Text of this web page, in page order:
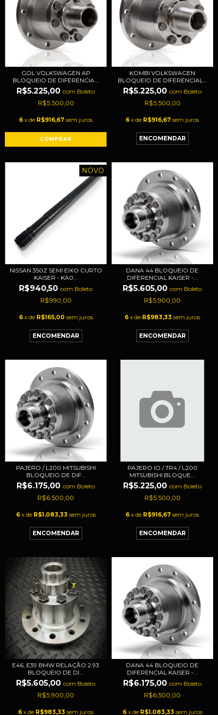
GOL VOLKSWAGEN AP
BLOQUEIO DE DIFERENCIA...
R$5.225,00 com Boleto
R$5.500,00
6 x de R$916,67 sem juros
KOMBI VOLKSWAGEN
BLOQUEIO DE DIFERENCIAL...
R$5.225,00 com Boleto
R$5.500,00
6 x de R$916,67 sem juros
NOVO
NISSAN 350Z SEMI EIXO CURTO
KAISER - KA0...
R$940,50 com Boleto
R$990,00
6 x de R$165,00 sem juros
DANA 44 BLOQUEIO DE
DIFERENCIAL KAISER -...
R$5.605,00 com Boleto
R$5.900,00
6 x de R$983,33 sem juros
PAJERO / L200 MITSUBISHI
BLOQUEIO DE DIF...
R$6.175,00 com Boleto
R$6.500,00
6 x de R$1.083,33 sem juros
PAJERO IO / TR4 / L200
MITSUBISHI BLOQUE...
R$5.225,00 com Boleto
R$5.500,00
6 x de R$916,67 sem juros
E46, E39 BMW RELAÇÃO 2.93
BLOQUEIO DE DI...
R$5.605,00 com Boleto
R$5.900,00
6 x de R$983,33 sem juros
DANA 44 BLOQUEIO DE
DIFERENCIAL KAISER -...
R$6.175,00 com Boleto
R$6.500,00
6 x de R$1.083,33 sem juros